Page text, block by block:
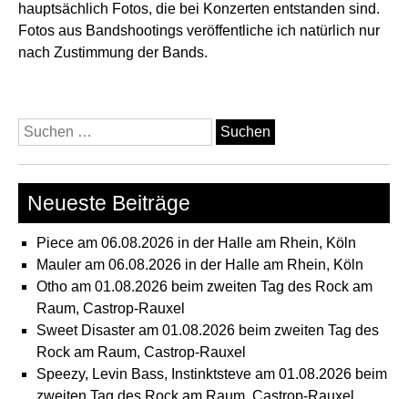
hauptsächlich Fotos, die bei Konzerten entstanden sind.
Fotos aus Bandshootings veröffentliche ich natürlich nur
nach Zustimmung der Bands.
Suchen
nach:
Neueste Beiträge
Piece am 06.08.2026 in der Halle am Rhein, Köln
Mauler am 06.08.2026 in der Halle am Rhein, Köln
Otho am 01.08.2026 beim zweiten Tag des Rock am
Raum, Castrop-Rauxel
Sweet Disaster am 01.08.2026 beim zweiten Tag des
Rock am Raum, Castrop-Rauxel
Speezy, Levin Bass, Instinktsteve am 01.08.2026 beim
zweiten Tag des Rock am Raum, Castrop-Rauxel